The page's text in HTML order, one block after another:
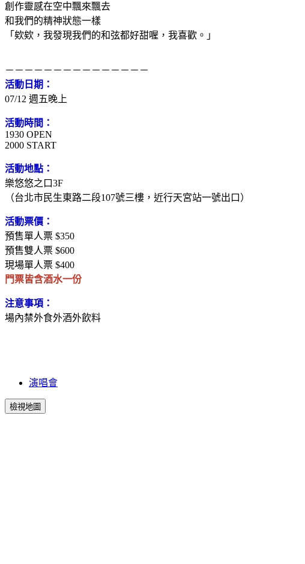
創作靈感在空中飄來飄去
和我們的精神狀態一樣
「欸欸，我發現我們的和弦都好甜喔，我喜歡。」
－－－－－－－－－－－－－－－
活動日期：
07/12 週五晚上
活動時間：
1930 OPEN
2000 START
活動地點：
樂悠悠之口3F
（台北市民生東路二段107號三樓，近行天宮站一號出口）
活動票價：
預售單人票 $350
預售雙人票 $600
現場單人票 $400
門票皆含酒水一份
注意事項：
場內禁外食外酒外飲料
演唱會
檢視地圖